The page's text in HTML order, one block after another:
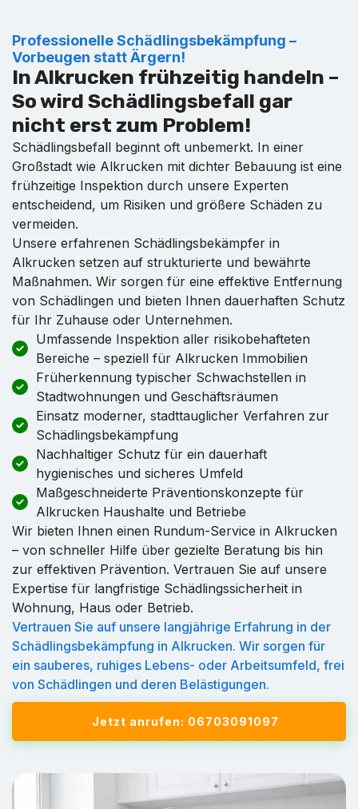
Professionelle Schädlingsbekämpfung –
Vorbeugen statt Ärgern!
In Alkrucken frühzeitig handeln –
So wird Schädlingsbefall gar
nicht erst zum Problem!
Schädlingsbefall beginnt oft unbemerkt. In einer
Großstadt wie Alkrucken mit dichter Bebauung ist eine
frühzeitige Inspektion durch unsere Experten
entscheidend, um Risiken und größere Schäden zu
vermeiden.
Unsere erfahrenen Schädlingsbekämpfer in
Alkrucken setzen auf strukturierte und bewährte
Maßnahmen. Wir sorgen für eine effektive Entfernung
von Schädlingen und bieten Ihnen dauerhaften Schutz
für Ihr Zuhause oder Unternehmen.
Umfassende Inspektion aller risikobehafteten
Bereiche – speziell für Alkrucken Immobilien
Früherkennung typischer Schwachstellen in
Stadtwohnungen und Geschäftsräumen
Einsatz moderner, stadttauglicher Verfahren zur
Schädlingsbekämpfung
Nachhaltiger Schutz für ein dauerhaft
hygienisches und sicheres Umfeld
Maßgeschneiderte Präventionskonzepte für
Alkrucken Haushalte und Betriebe
Wir bieten Ihnen einen Rundum-Service in Alkrucken
– von schneller Hilfe über gezielte Beratung bis hin
zur effektiven Prävention. Vertrauen Sie auf unsere
Expertise für langfristige Schädlingssicherheit in
Wohnung, Haus oder Betrieb.
Vertrauen Sie auf unsere langjährige Erfahrung in der
Schädlingsbekämpfung in Alkrucken. Wir sorgen für
ein sauberes, ruhiges Lebens- oder Arbeitsumfeld, frei
von Schädlingen und deren Belästigungen.
Jetzt anrufen: 06703091097